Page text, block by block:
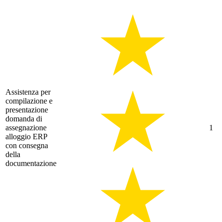
Assistenza per
compilazione e
presentazione
domanda di
assegnazione
alloggio ERP
con consegna
della
documentazione
1